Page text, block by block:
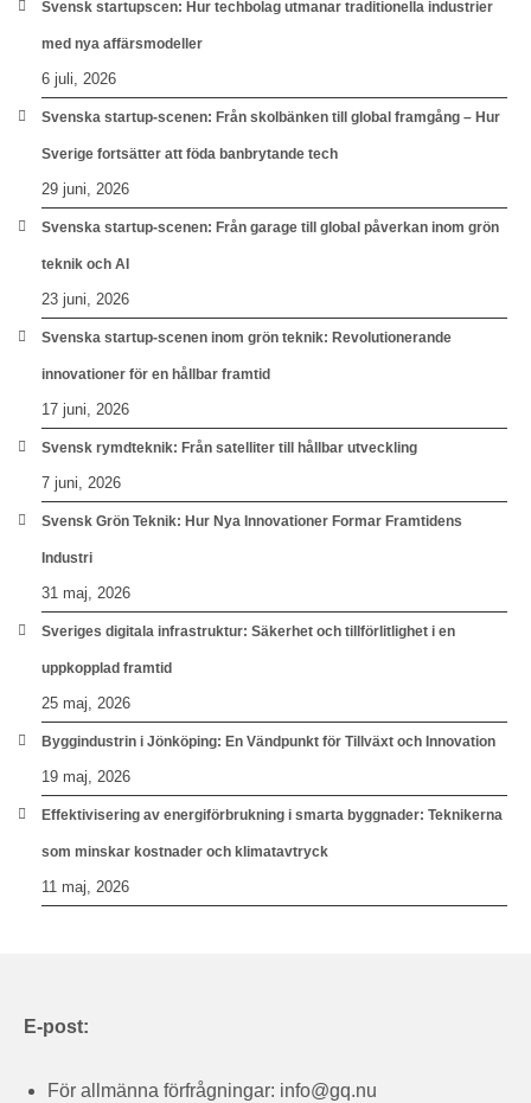
Svensk startupscen: Hur techbolag utmanar traditionella industrier
med nya affärsmodeller
6 juli, 2026
Svenska startup-scenen: Från skolbänken till global framgång – Hur
Sverige fortsätter att föda banbrytande tech
29 juni, 2026
Svenska startup-scenen: Från garage till global påverkan inom grön
teknik och AI
23 juni, 2026
Svenska startup-scenen inom grön teknik: Revolutionerande
innovationer för en hållbar framtid
17 juni, 2026
Svensk rymdteknik: Från satelliter till hållbar utveckling
7 juni, 2026
Svensk Grön Teknik: Hur Nya Innovationer Formar Framtidens
Industri
31 maj, 2026
Sveriges digitala infrastruktur: Säkerhet och tillförlitlighet i en
uppkopplad framtid
25 maj, 2026
Byggindustrin i Jönköping: En Vändpunkt för Tillväxt och Innovation
19 maj, 2026
Effektivisering av energiförbrukning i smarta byggnader: Teknikerna
som minskar kostnader och klimatavtryck
11 maj, 2026
E-post:
För allmänna förfrågningar: info@gq.nu